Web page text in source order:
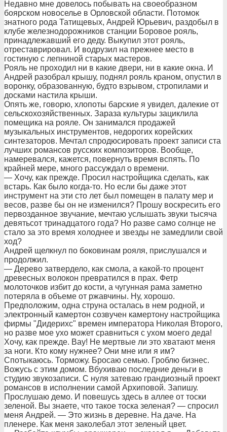
Недавно мне довелось побывать на своеобразном
боярском новоселье в Орловской области. Потомок
знатного рода Татищевых, Андрей Юрьевич, раздобыл в
клубе железнодорожников станции Боровое рояль,
принадлежавший его деду. Выкупил этот рояль,
отреставрировал. И водрузил на прежнее место в
гостиную с лепниной старых мастеров.
Рояль не проходил ни в какие двери, ни в какие окна. И
Андрей разобрал крышу, поднял рояль краном, опустил в
воронку, образованную, будто взрывом, стропилами и
досками настила крыши.
Опять же, говорю, хлопоты барские я увидел, далекие от
сельскохозяйственных. Зараза культуры зациклила
помещика на рояле. Он занимался продажей
музыкальных инструментов, недорогих корейских
синтезаторов. Мечтал спродюсировать проект записи ста
лучших романсов русских композиторов. Вообще,
намеревался, кажется, повернуть время вспять. По
крайней мере, много рассуждал о времени.
— Хочу, как прежде. Просил настройщика сделать, как
встарь. Как было когда-то. Но если бы даже этот
инструмент на эти сто лет был помещен в палату мер и
весов, разве бы он не изменился? Прошу воскресить его
первозданное звучание, мечтаю услышать звуки тысяча
девятьсот тринадцатого года? Но разве само солнце не
стало за это время холоднее и звезды не замедлили свой
ход?
Андрей щелкнул по боковинам рояля, прислушался и
продолжил.
— Дерево затвердело, как смола, а какой-то процент
древесных волокон превратился в прах. Фетр
молоточков избит до кости, а чугунная рама заметно
потеряла в объеме от ржавчины. Ну, хорошо.
Предположим, одна струна осталась в нем родной, и
электронный камертон созвучен камертону настройщика
фирмы "Дидерихс" времен императора Николая Второго,
но разве мое ухо может сравниться с ухом моего деда!
Хочу, как прежде. Вау! Не мертвые ли это хватают меня
за ноги. Кто кому нужнее? Они мне или я им?
Спотыкаюсь. Торможу. Бросаю семью. Гроблю бизнес.
Вожусь с этим домом. Вбухиваю последние деньги в
студию звукозаписи. С нуля затеваю грандиозный проект
романсов в исполнении самой Архиповой. Запишу.
Прослушаю демо. И повешусь здесь в аллее от тоски
зеленой. Вы знаете, что такое тоска зеленая? — спросил
меня Андрей. — Это жизнь в деревне. На даче. На
пленере. Как меня заколебал этот зеленый цвет.